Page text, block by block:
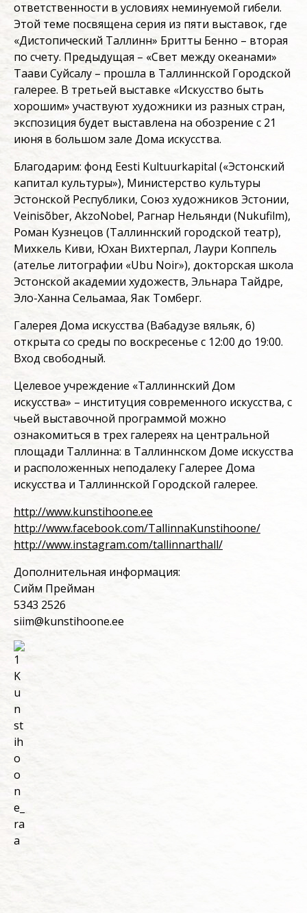
ответственности в условиях неминуемой гибели.
Этой теме посвящена серия из пяти выставок, где
«Дистопический Таллинн» Бритты Бенно – вторая
по счету. Предыдущая – «Свет между океанами»
Таави Суйсалу – прошла в Таллиннской Городской
галерее. В третьей выставке «Искусство быть
хорошим» участвуют художники из разных стран,
экспозиция будет выставлена на обозрение с 21
июня в большом зале Дома искусства.
Благодарим: фонд Eesti Kultuurkapital («Эстонский
капитал культуры»), Министерство культуры
Эстонской Республики, Союз художников Эстонии,
Veinisõber, AkzoNobel, Рагнар Нельянди (Nukufilm),
Роман Кузнецов (Таллиннский городской театр),
Михкель Киви, Юхан Вихтерпал, Лаури Коппель
(ателье литографии «Ubu Noir»), докторская школа
Эстонской академии художеств, Эльнара Тайдре,
Эло-Ханна Сельамаа, Яак Томберг.
Галерея Дома искусства (Вабадузе вяльяк, 6)
открыта со среды по воскресенье с 12:00 до 19:00.
Вход свободный.
Целевое учреждение «Таллиннский Дом
искусства» – институция современного искусства, с
чьей выставочной программой можно
ознакомиться в трех галереях на центральной
площади Таллинна: в Таллиннском Доме искусства
и расположенных неподалеку Галерее Дома
искусства и Таллиннской Городской галерее.
http://www.kunstihoone.ee
http://www.facebook.com/TallinnaKunstihoone/
http://www.instagram.com/tallinnarthall/
Дополнительная информация:
Сийм Прейман
5343 2526
siim@kunstihoone.ee